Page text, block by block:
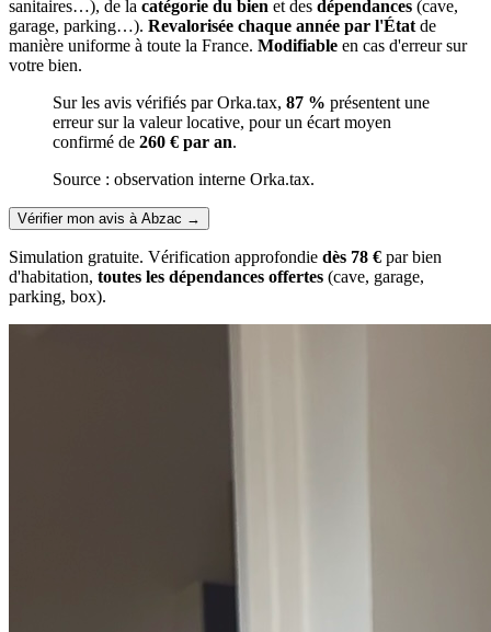
sanitaires…), de la catégorie du bien et des dépendances (cave,
garage, parking…). Revalorisée chaque année par l'État de
manière uniforme à toute la France. Modifiable en cas d'erreur sur
votre bien.
Sur les avis vérifiés par Orka.tax, 87 % présentent une
erreur sur la valeur locative, pour un écart moyen
confirmé de 260 € par an.
Source : observation interne Orka.tax.
Vérifier mon avis à Abzac →
Simulation gratuite. Vérification approfondie dès 78 € par bien
d'habitation, toutes les dépendances offertes (cave, garage,
parking, box).